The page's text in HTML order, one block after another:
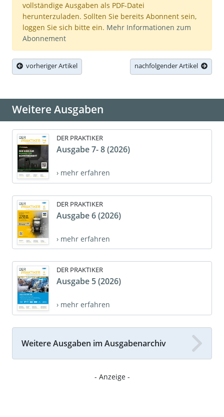
vollständige Ausgaben als PDF-Datei
herunterzuladen. Sollten Sie bereits Abonnent sein,
loggen Sie sich bitte ein. Mehr Informationen zum
Abonnement
vorheriger Artikel nachfolgender Artikel
Weitere Ausgaben
DER PRAKTIKER
Ausgabe 7- 8 (2026)
› mehr erfahren
DER PRAKTIKER
Ausgabe 6 (2026)
› mehr erfahren
DER PRAKTIKER
Ausgabe 5 (2026)
› mehr erfahren
Weitere Ausgaben im Ausgabenarchiv
- Anzeige -